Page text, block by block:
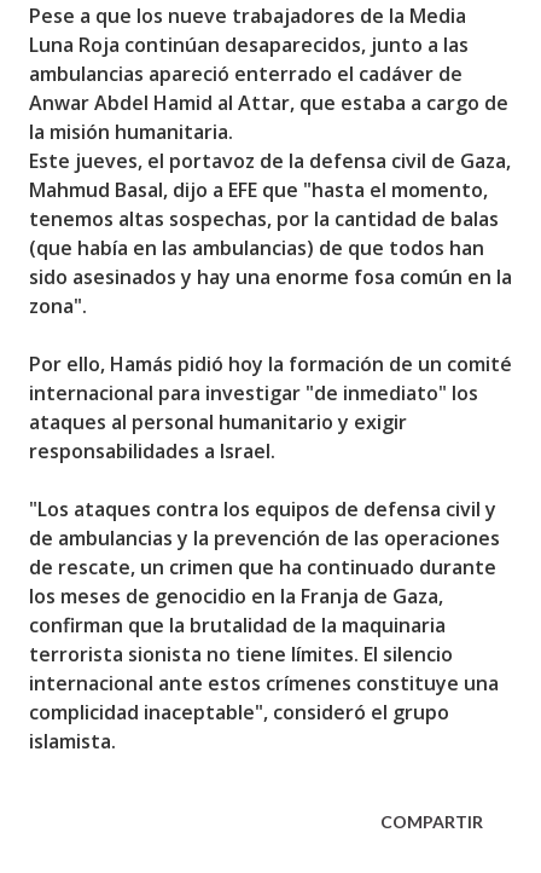
Pese a que los nueve trabajadores de la Media
Luna Roja continúan desaparecidos, junto a las
ambulancias apareció enterrado el cadáver de
Anwar Abdel Hamid al Attar, que estaba a cargo de
la misión humanitaria.
Este jueves, el portavoz de la defensa civil de Gaza,
Mahmud Basal, dijo a EFE que "hasta el momento,
tenemos altas sospechas, por la cantidad de balas
(que había en las ambulancias) de que todos han
sido asesinados y hay una enorme fosa común en la
zona".
Por ello, Hamás pidió hoy la formación de un comité
internacional para investigar "de inmediato" los
ataques al personal humanitario y exigir
responsabilidades a Israel.
"Los ataques contra los equipos de defensa civil y
de ambulancias y la prevención de las operaciones
de rescate, un crimen que ha continuado durante
los meses de genocidio en la Franja de Gaza,
confirman que la brutalidad de la maquinaria
terrorista sionista no tiene límites. El silencio
internacional ante estos crímenes constituye una
complicidad inaceptable", consideró el grupo
islamista.
COMPARTIR